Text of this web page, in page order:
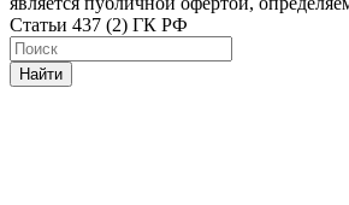
Статьи 437 (2) ГК РФ
Найти